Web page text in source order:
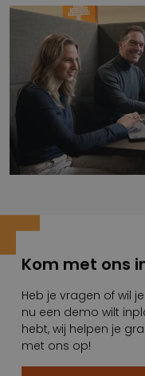
Kom met ons
Heb je vragen of wil
nu een demo wilt
hebt, wij helpen je
met ons op!